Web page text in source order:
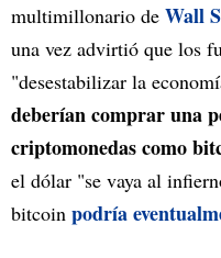
multimillonario de Wall
una vez advirtió que los
"desestabilizar la
deberían comprar una
criptomonedas como
el dólar "se vaya al
bitcoin podría